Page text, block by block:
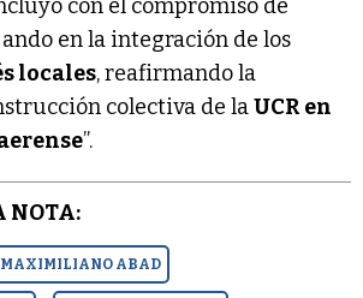
con el compromiso de
en la integración de los
locales, reafirmando la
colectiva de laUCR en
”.
NOTA:
MAXIMILIANO ABAD